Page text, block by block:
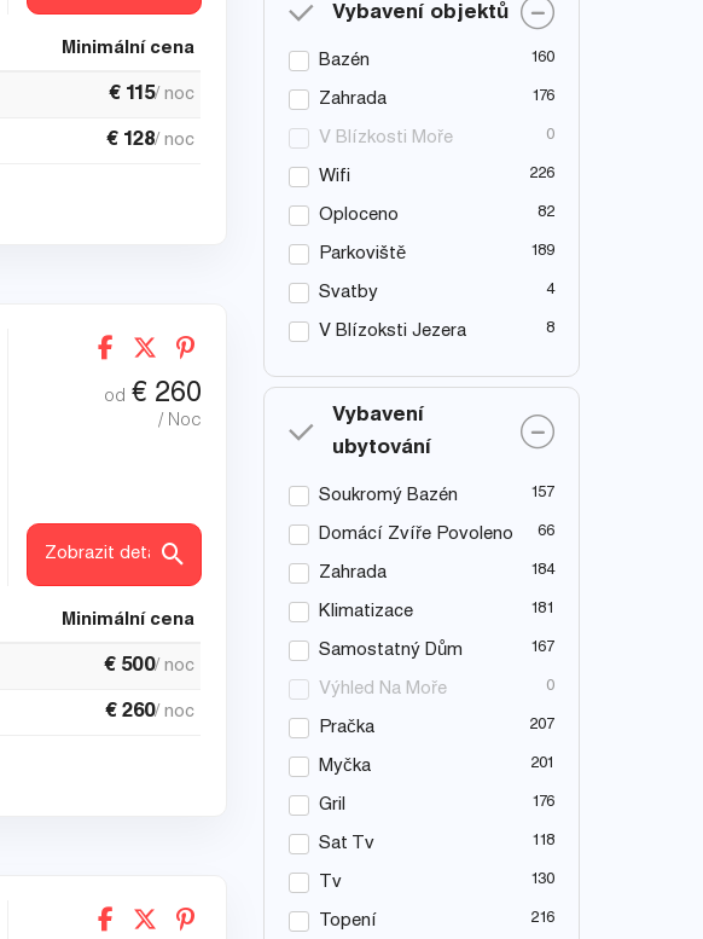
Minimální cena
€115/ noc
€128/ noc
od € 260
/ Noc
Zobrazit detaily
Minimální cena
€500/ noc
€260/ noc
Vybavení objektů
Bazén 160
Zahrada 176
V Blízkosti Moře 0
Wifi 226
Oploceno 82
Parkoviště 189
Svatby 4
V Blízoksti Jezera 8
Vybavení
ubytování
Soukromý Bazén 157
Domácí Zvíře Povoleno 66
Zahrada 184
Klimatizace 181
Samostatný Dům 167
Výhled Na Moře 0
Pračka 207
Myčka 201
Gril 176
Sat Tv 118
Tv 130
Topení 216